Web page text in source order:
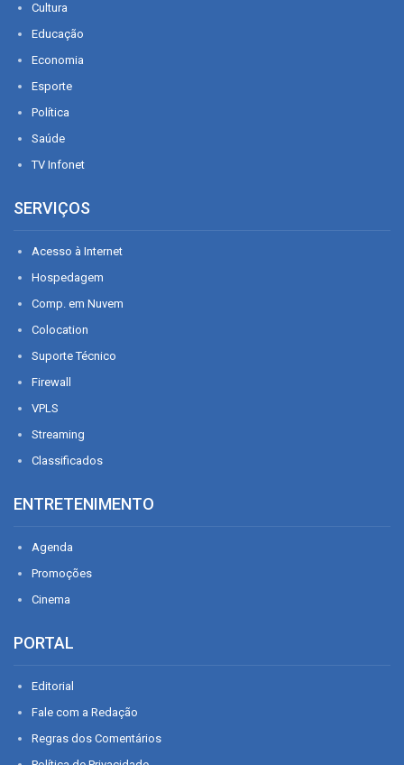
Cultura
Educação
Economia
Esporte
Política
Saúde
TV Infonet
SERVIÇOS
Acesso à Internet
Hospedagem
Comp. em Nuvem
Colocation
Suporte Técnico
Firewall
VPLS
Streaming
Classificados
ENTRETENIMENTO
Agenda
Promoções
Cinema
PORTAL
Editorial
Fale com a Redação
Regras dos Comentários